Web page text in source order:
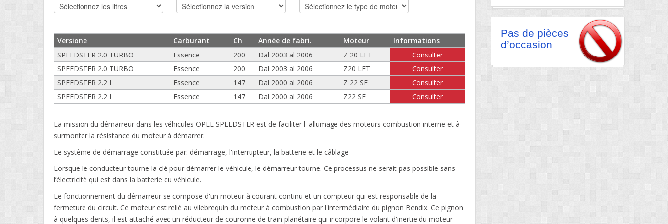
Versione Carburant Ch Année de fabri. Moteur
Informations
SPEEDSTER 2.0 TURBO
Essence 200 Dal 2003 al 2006 Z 20 LET
Consulter
SPEEDSTER 2.0 TURBO
Essence 200 Dal 2003 al 2006 Z20 LET
Consulter
SPEEDSTER 2.2 I
Essence 147 Dal 2000 al 2006 Z 22 SE
Consulter
SPEEDSTER 2.2 I
Essence 147 Dal 2000 al 2006 Z22 SE Consulter
La mission du démarreur dans les véhicules OPEL SPEEDSTER est de faciliter l' allumage des moteurs combustion interne et à
surmonter la résistance du moteur à démarrer.
Le système de démarrage constituée par: démarrage, l'interrupteur, la batterie et le câblage
Lorsque le conducteur tourne la clé pour démarrer le véhicule, le démarreur tourne. Ce processus ne serait pas possible sans
l’électricité qui est dans la batterie du véhicule.
Le fonctionnement du démarreur se compose d'un moteur à courant continu et un compteur qui est responsable de la
fermeture du circuit. Ce moteur est relié au vilebrequin du moteur à combustion par l'intermédiaire du pignon Bendix. Ce pignon
à quelques dents, il est attaché avec un réducteur de couronne de train planétaire qui incorpore le volant d'inertie du moteur
Pas de pièces
d’occasion